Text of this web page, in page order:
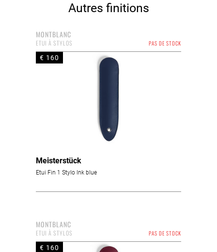
Autres finitions
MONTBLANC
PAS DE STOCK
ETUI À STYLOS
€ 160
Meisterstück
Etui Fin 1 Stylo Ink blue
MONTBLANC
PAS DE STOCK
ETUI À STYLOS
€ 160